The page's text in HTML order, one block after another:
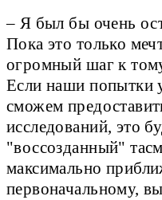
– Я был бы очень
Пока это только
огромный шаг к
Если наши попытки
сможем
исследований, это
"воссозданный"
максимально
первоначальному,